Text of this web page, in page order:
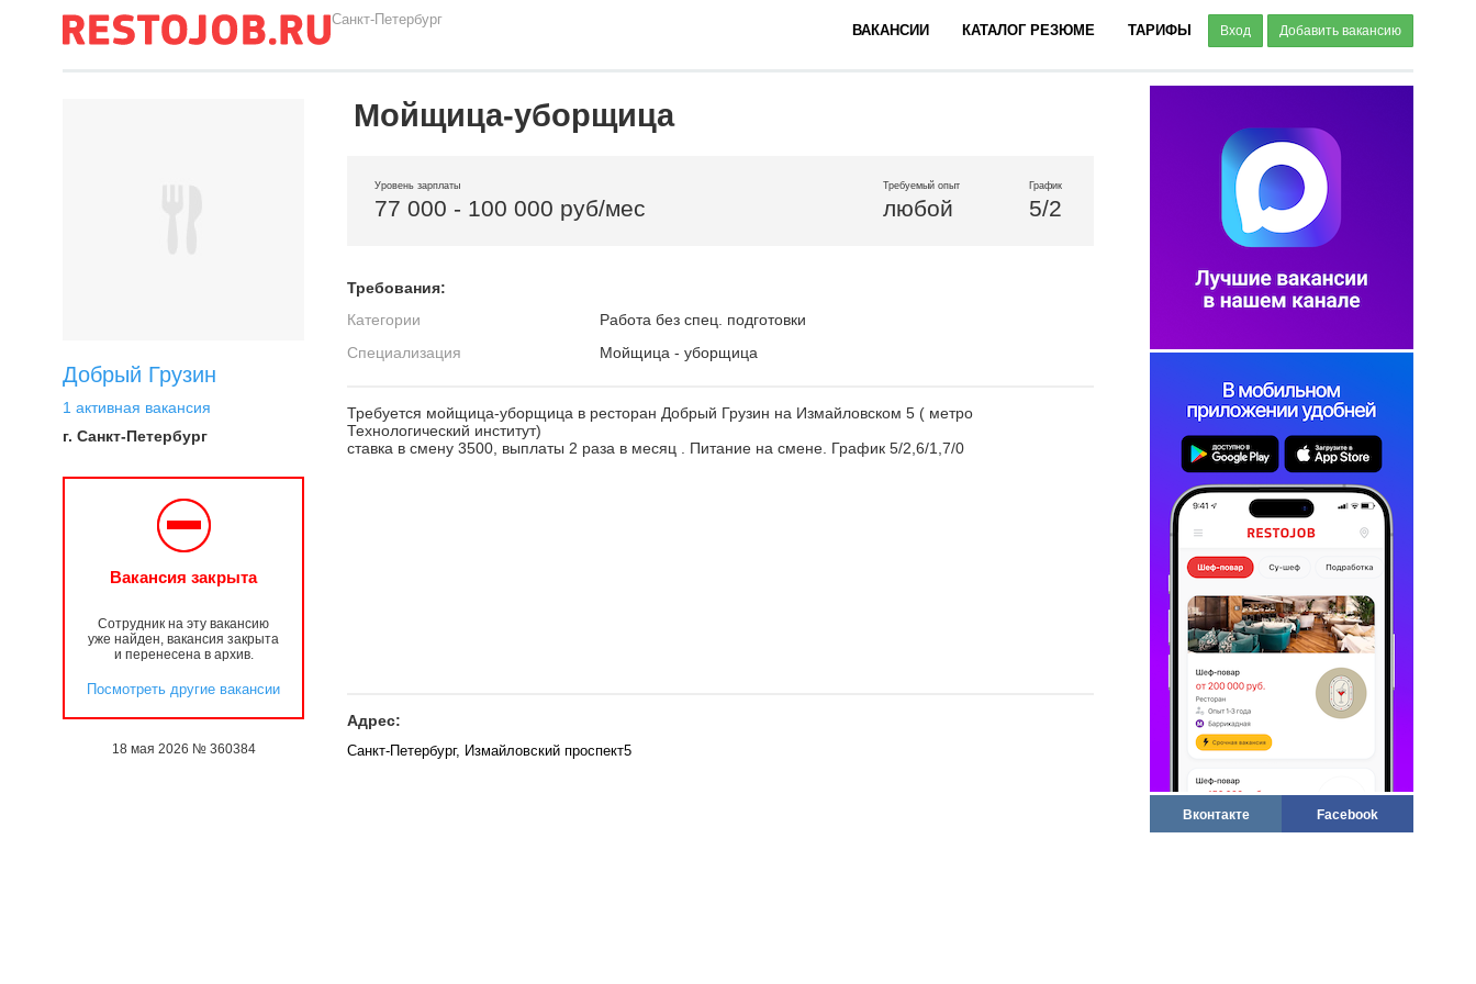
Санкт-Петербург
ВАКАНСИИ КАТАЛОГ РЕЗЮМЕ ТАРИФЫ Вход Добавить вакансию
Вконтакте Facebook
Добрый Грузин
1 активная вакансия
г. Санкт-Петербург
Вакансия закрыта
Сотрудник на эту вакансию
уже найден, вакансия закрыта
и перенесена в архив.
Посмотреть другие вакансии
18 мая 2026 № 360384
Мойщица-уборщица
Уровень зарплаты
77 000 - 100 000 руб/мес
Требуемый опыт
любой
График
5/2
Требования:
Категории
Работа без спец. подготовки
Специализация
Мойщица - уборщица
Требуется мойщица-уборщица в ресторан Добрый Грузин на Измайловском 5 ( метро
Технологический институт)
ставка в смену 3500, выплаты 2 раза в месяц . Питание на смене. График 5/2,6/1,7/0
Адрес:
Санкт-Петербург, Измайловский проспект5